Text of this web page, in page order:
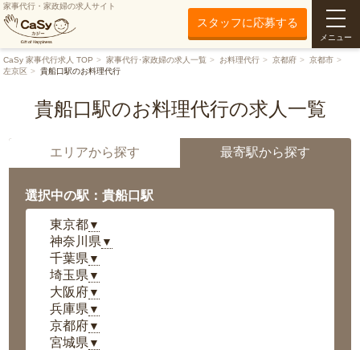
家事代行・家政婦の求人サイト
スタッフに応募する
メニュー
CaSy 家事代行求人 TOP 家事代行･家政婦の求人一覧 お料理代行 京都府
京都市
左京区
貴船口駅のお料理代行
貴船口駅のお料理代行の求人一覧
エリアから探す 最寄駅から探す
選択中の駅：貴船口駅
東京都▼
神奈川県 ▼
千葉県 ▼
埼玉県 ▼
大阪府▼
兵庫県 ▼
京都府▼
宮城県 ▼